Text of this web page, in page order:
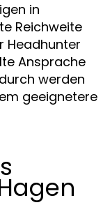
in
Reichweite
Headhunter
Ansprache
werden
geeignetere